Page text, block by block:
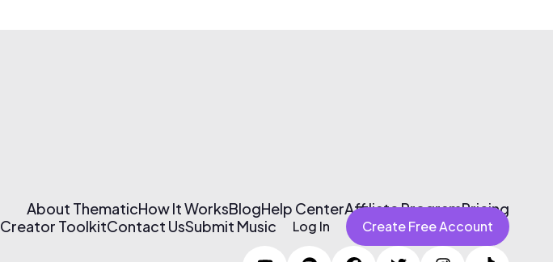
About ThematicHow It WorksBlogHelp CenterAffiliate ProgramPricing
Creator ToolkitContact UsSubmit Music Log In Create Free Account